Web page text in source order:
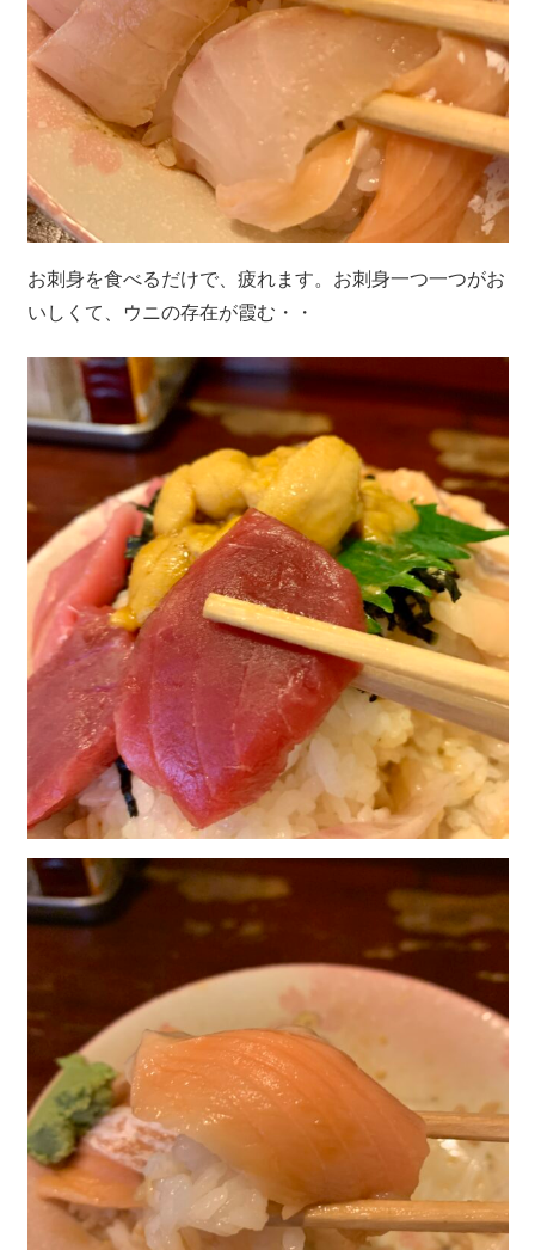
お刺身を食べるだけで、疲れます。お刺身一つ一つがお
いしくて、ウニの存在が霞む・・